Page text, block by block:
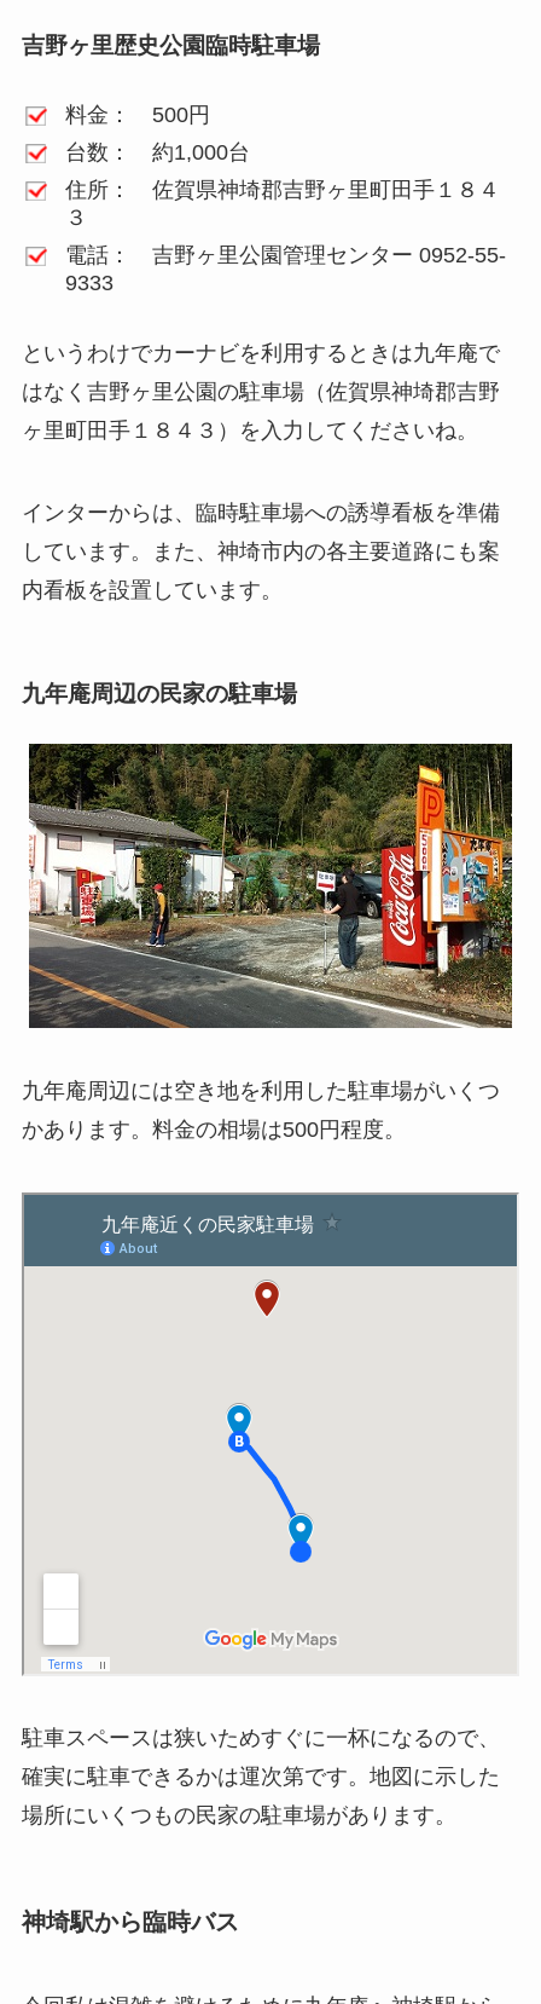
吉野ヶ里歴史公園臨時駐車場
料金： 500円
台数： 約1,000台
住所： 佐賀県神埼郡吉野ヶ里町田手１８４
３
電話： 吉野ヶ里公園管理センター 0952-55-
9333
というわけでカーナビを利用するときは九年庵で
はなく吉野ヶ里公園の駐車場（佐賀県神埼郡吉野
ヶ里町田手１８４３）を入力してくださいね。
インターからは、臨時駐車場への誘導看板を準備
しています。また、神埼市内の各主要道路にも案
内看板を設置しています。
九年庵周辺の民家の駐車場
九年庵周辺には空き地を利用した駐車場がいくつ
かあります。料金の相場は500円程度。
駐車スペースは狭いためすぐに一杯になるので、
確実に駐車できるかは運次第です。地図に示した
場所にいくつもの民家の駐車場があります。
神埼駅から臨時バス